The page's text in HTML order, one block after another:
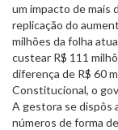
um impacto de mais
replicação do
milhões da folha
custear R$ 111
diferença de R$ 60
Constitucional, o
A gestora se dispôs
números de forma